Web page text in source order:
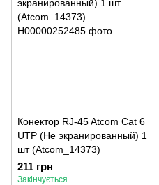
Конектор RJ-45 Atcom Cat 6
UTP (Не экранированный) 1
шт (Atcom_14373)
211 грн
Закінчується